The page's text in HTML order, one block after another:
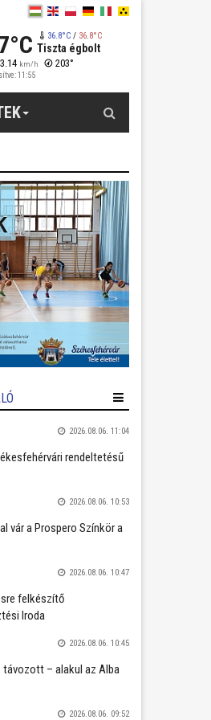
36.8°C/ 36.8°C
Tiszta égbolt
3.14 km/h 203°
11:55
2026.08.06. 11:04
rendeltetésű
2026.08.06. 10:53
vár a Prospero Színkör a
2026.08.06. 10:47
felkészítő
Iroda
2026.08.06. 10:45
– alakul az Alba
2026.08.06. 09:52